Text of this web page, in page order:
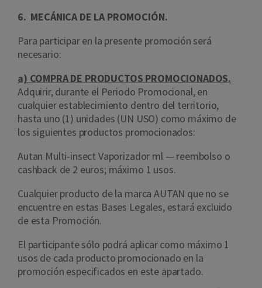
6. MECÁNICA DE LA PROMOCIÓN.
Para participar en la presente promoción será
necesario:
a) COMPRA DE PRODUCTOS PROMOCIONADOS.
Adquirir, durante el Periodo Promocional, en
cualquier establecimiento dentro del territorio,
hasta uno (1) unidades (UN USO) como máximo de
los siguientes productos promocionados:
Autan Multi-insect Vaporizador ml — reembolso o
cashback de 2 euros; máximo 1 usos.
Cualquier producto de la marca AUTAN que no se
encuentre en estas Bases Legales, estará excluido
de esta Promoción.
El participante sólo podrá aplicar como máximo 1
usos de cada producto promocionado en la
promoción especificados en este apartado.